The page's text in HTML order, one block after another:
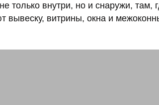
только внутри, но и снаружи, там,
вывеску, витрины, окна и